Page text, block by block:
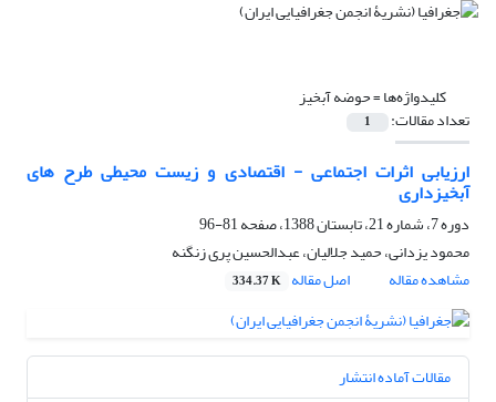
کلیدواژه‌ها =حوضه آبخیز
تعداد مقالات: 1
ارزیابی اثرات اجتماعی - اقتصادی و زیست محیطی طرح های
آبخیزداری
دوره 7، شماره 21، تابستان 1388، صفحه
81-96
محمود یزدانی، حمید جلالیان، عبدالحسین پری زنگنه
مشاهده مقاله
اصل مقاله 334.37 K
مقالات آماده انتشار